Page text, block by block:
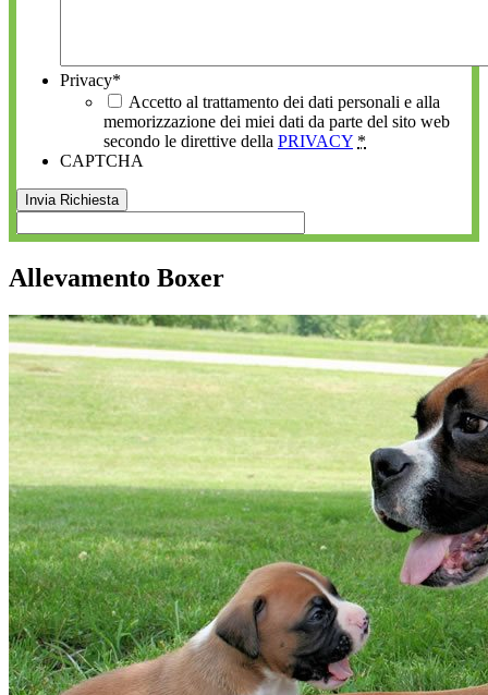
Privacy*
Accetto al trattamento dei dati personali e alla
memorizzazione dei miei dati da parte del sito web
secondo le direttive della PRIVACY *
CAPTCHA
Allevamento Boxer